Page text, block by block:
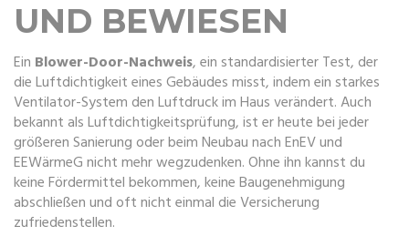
UND BEWIESEN
Ein Blower-Door-Nachweis,ein standardisierter Test, der
die Luftdichtigkeit eines Gebäudes misst, indem ein starkes
Ventilator-System den Luftdruck im Haus verändert. Auch
bekannt alsLuftdichtigkeitsprüfung, ist er heute bei jeder
größeren Sanierung oder beim Neubau nach EnEV und
EEWärmeG nicht mehr wegzudenken.Ohne ihn kannst du
keine Fördermittel bekommen, keine Baugenehmigung
abschließen und oft nicht einmal die Versicherung
zufriedenstellen.